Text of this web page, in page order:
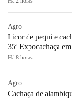
Agro
Licor de pequi e
35ª Expocachaça
Há 8 horas
Agro
Cachaça de